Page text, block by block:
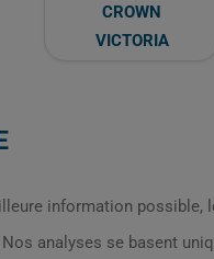
CROWN
VICTORIA
information possible,
Nos analyses se basent